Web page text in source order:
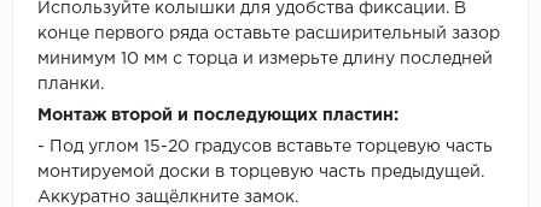
Используйте колышки для удобства фиксации. В
конце первого ряда оставьте расширительный зазор
минимум 10 мм с торца и измерьте длину последней
планки.
Монтаж второй и последующих пластин:
- Под углом 15-20 градусов вставьте торцевую часть
монтируемой доски в торцевую часть предыдущей.
Аккуратно защёлкните замок.